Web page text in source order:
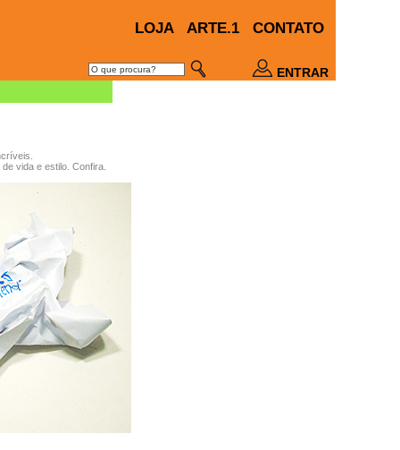
LOJA ARTE.1 CONTATO
ENTRAR
vida e estilo. Confira.